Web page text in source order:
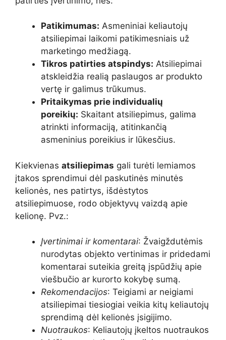
Patikimumas: Asmeniniai keliautojų
atsiliepimai laikomi patikimesniais už
marketingo medžiagą.
Tikros patirties atspindys: Atsiliepimai
atskleidžia realią paslaugos ar produkto
vertę ir galimus trūkumus.
Pritaikymas prie individualių
poreikių: Skaitant atsiliepimus, galima
atrinkti informaciją, atitinkančią
asmeninius poreikius ir lūkesčius.
Kiekvienas atsiliepimas gali turėti lemiamos
įtakos sprendimui dėl paskutinės minutės
kelionės, nes patirtys, išdėstytos
atsiliepimuose, rodo objektyvų vaizdą apie
kelionę. Pvz.:
Įvertinimai ir komentarai: Žvaigždutėmis
nurodytas objekto vertinimas ir pridedami
komentarai suteikia greitą įspūdžių apie
viešbučio ar kurorto kokybę sumą.
Rekomendacijos: Teigiami ar neigiami
atsiliepimai tiesiogiai veikia kitų keliautojų
sprendimą dėl kelionės įsigijimo.
Nuotraukos: Keliautojų įkeltos nuotraukos